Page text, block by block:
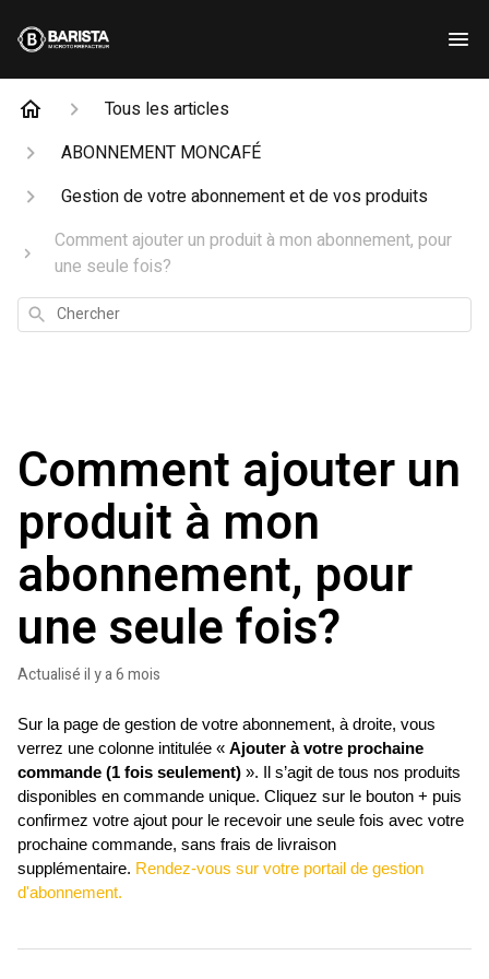
Tous les articles
ABONNEMENT MONCAFÉ
Gestion de votre abonnement et de vos produits
Comment ajouter un produit à mon abonnement, pour
une seule fois?
Chercher
Comment ajouter un
produit à mon
abonnement, pour
une seule fois?
Actualiséil y a 6 mois
Sur la page de gestion de votre abonnement, à droite, vous
verrez une colonne intitulée « Ajouter à votre prochaine
commande (1 fois seulement) ». Il s’agit de tous nos produits
disponibles en commande unique. Cliquez sur le bouton + puis
confirmez votre ajout pour le recevoir une seule fois avec votre
prochaine commande, sans frais de livraison
supplémentaire. Rendez-vous sur votre portail de gestion
d'abonnement.